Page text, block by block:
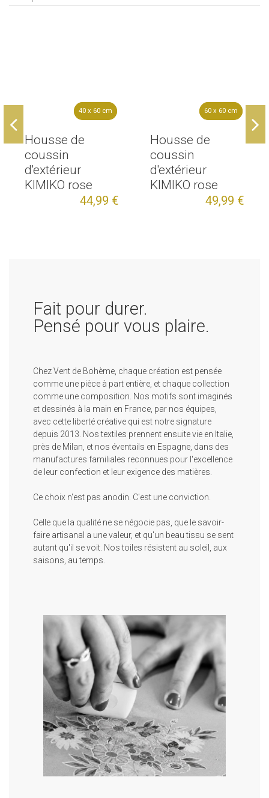
40 x 60 cm
40 x 60 cm
Housse de
coussin
d'extérieur
KIMIKO rose
44,99 €
60 x 60 cm
60 x 60 cm
Housse de
coussin
d'extérieur
KIMIKO rose
49,99 €
Fait pour durer.
Pensé pour vous plaire.
Chez Vent de Bohème, chaque création est pensée
comme une pièce à part entière, et chaque collection
comme une composition. Nos motifs sont imaginés
et dessinés à la main en France, par nos équipes,
avec cette liberté créative qui est notre signature
depuis 2013. Nos textiles prennent ensuite vie en Italie,
près de Milan, et nos éventails en Espagne, dans des
manufactures familiales reconnues pour l'excellence
de leur confection et leur exigence des matières.
Ce choix n'est pas anodin. C'est une conviction.
Celle que la qualité ne se négocie pas, que le savoir-
faire artisanal a une valeur, et qu'un beau tissu se sent
autant qu'il se voit. Nos toiles résistent au soleil, aux
saisons, au temps.